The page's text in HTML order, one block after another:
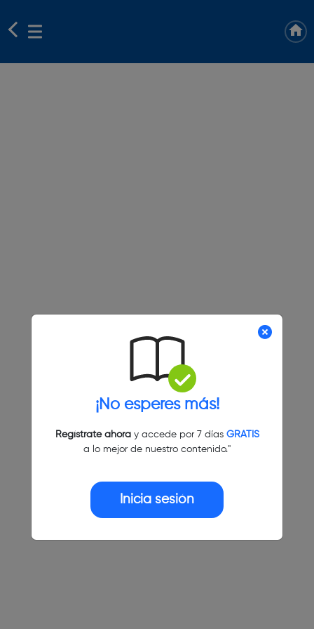
¡No esperes más!
Regístrate ahoray accede por 7 días GRATIS
a lo mejor de nuestro contenido."
Inicia sesión